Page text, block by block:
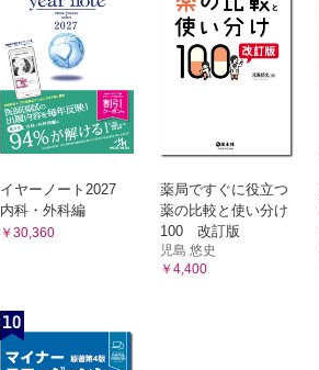
イヤーノート2027
内科・外科編
￥30,360
薬局ですぐに役立つ
薬の比較と使い分け
100 改訂版
児島 悠史
￥4,400
10